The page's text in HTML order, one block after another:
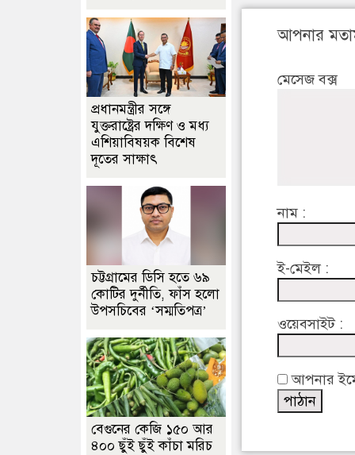
আপনার
মেসেজ বক্স
নাম :
ই-মেইল :
ওয়েবসাইট :
আপনার
প্রধানমন্ত্রীর সঙ্গে
যুক্তরাষ্ট্রের দক্ষিণ ও মধ্য
এশিয়াবিষয়ক বিশেষ
দূতের সাক্ষাৎ
চট্টগ্রামের ডিসি হতে ৬৯
কোটির দুর্নীতি, ফাঁস হলো
উপসচিবের ‘সম্মতিপত্র’
বেগুনের কেজি ১৫০ আর
৪০০ ছুঁই ছুঁই কাঁচা মরিচ